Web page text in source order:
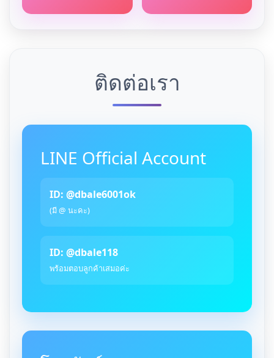
ติดต่อเรา
LINE Official Account
ID: @dbale6001ok
(มี @ นะคะ)
ID: @dbale118
พร้อมตอบลูกค้าเสมอค่ะ